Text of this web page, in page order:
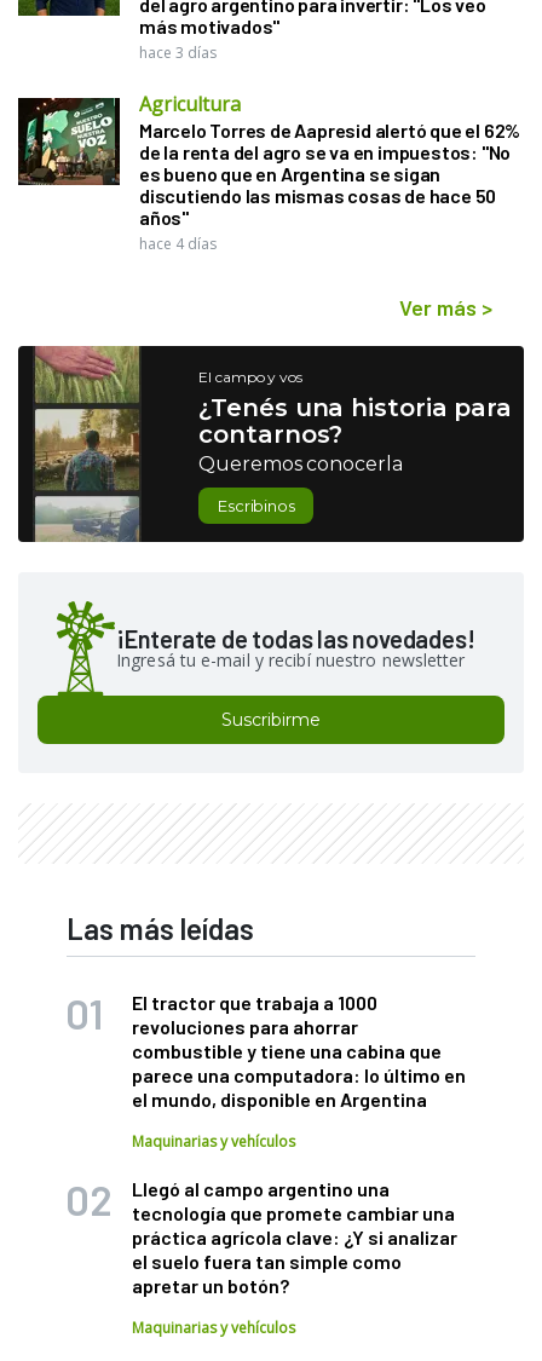
más motivados"
hace 3 días
Agricultura
Marcelo Torres de Aapresid alertó que el 62%
de la renta del agro se va en impuestos: "No
es bueno que en Argentina se sigan
discutiendo las mismas cosas de hace 50
años"
hace 4 días
Ver más >
El campo y vos
¿Tenés una historia para
contarnos?
Queremos conocerla
Escribinos
¡Enterate de todas las novedades!
Ingresá tu e-mail y recibí nuestro newsletter
Suscribirme
Las más leídas
El tractor que trabaja a 1000
revoluciones para ahorrar
combustible y tiene una cabina que
parece una computadora: lo último en
el mundo, disponible en Argentina
Maquinarias y vehículos
Llegó al campo argentino una
tecnología que promete cambiar una
práctica agrícola clave: ¿Y si analizar
el suelo fuera tan simple como
apretar un botón?
Maquinarias y vehículos